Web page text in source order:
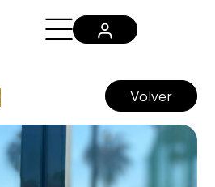
Volver